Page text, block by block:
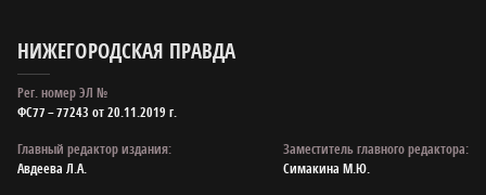
НИЖЕГОРОДСКАЯ ПРАВДА
Рег. номер ЭЛ №
ФС77 – 77243 от 20.11.2019 г.
Главный редактор издания:
Авдеева Л.А.
Заместитель главного редактора:
Симакина М.Ю.